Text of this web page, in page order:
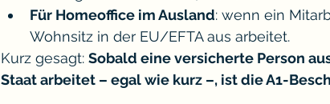
Für Homeoffice im Ausland: wenn ein
Wohnsitz in der EU/EFTA aus arbeitet.
Kurz gesagt: Sobald eine versicherte Person
Staat arbeitet – egal wie kurz –, ist die A1-